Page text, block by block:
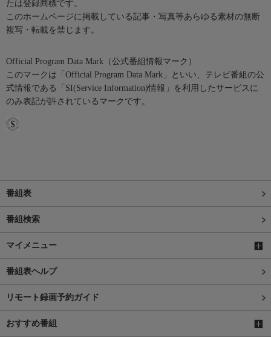
たは登録商標です。
このホームページに掲載している記事・写真等あらゆる素材の無断
複写・転載を禁じます。
Official Program Data Mark（公式番組情報マーク）
このマークは「Official Program Data Mark」といい、テレビ番組の公
式情報である「SI(Service Information)情報」を利用したサービスに
のみ表記が許されているマークです。
番組表
番組検索
マイメニュー
番組表ヘルプ
リモート録画予約ガイド
おすすめ番組